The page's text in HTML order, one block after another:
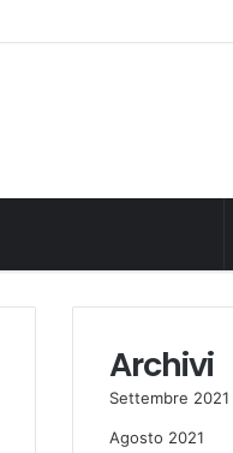
Archivi
Settembre 2021
Agosto 2021